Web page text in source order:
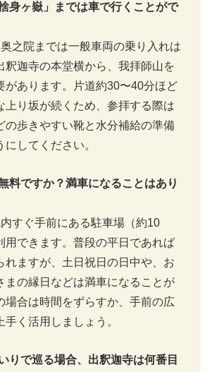
身ヶ嶽」までは車で行くことがで
之院までは一般車両の乗り入れは
釈迦寺の本堂横から、我拝師山を
があります。片道約30〜40分ほど
上り坂が続くため、参拝する際は
の歩きやすい靴と水分補給の準備
にしてください。
料ですか？満車になることはあり
すぐ手前にある駐車場（約10
用できます。普段の平日であれば
れますが、土日祝日の日中や、お
まの縁日などは満車になることが
場合は時間をずらすか、手前の広
く活用しましょう。
りで巡る場合、出釈迦寺は何番目